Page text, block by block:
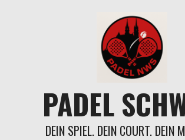
PADEL
DEIN SPIEL. DEIN COURT. DEIN